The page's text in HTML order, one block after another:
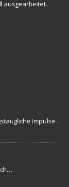
ausgearbeitet.
Impulse…